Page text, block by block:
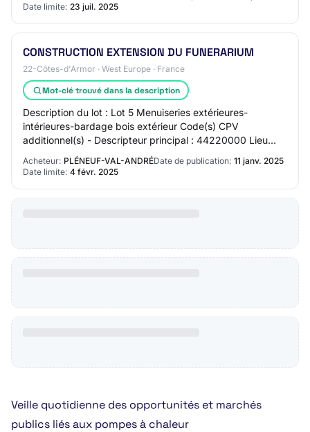
Date limite: 23 juil. 2025
CONSTRUCTION EXTENSION DU FUNERARIUM
22-Côtes-d'Armor · West Europe · France
Mot-clé trouvé dans la description
Description du lot : Lot 5 Menuiseries extérieures-
intérieures-bardage bois extérieur Code(s) CPV
additionnel(s) - Descripteur principal : 44220000 Lieu
d'exécution du lot : PLENEUF VAL ANDRE - Descr…
Acheteur: PLÉNEUF-VAL-ANDRÉDate de publication: 11 janv. 2025
Date limite: 4 févr. 2025
Veille quotidienne des opportunités et marchés
publics liés aux pompes à chaleur